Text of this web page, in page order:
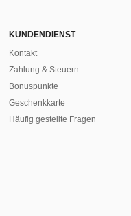
KUNDENDIENST
Kontakt
Zahlung & Steuern
Bonuspunkte
Geschenkkarte
Häufig gestellte Fragen